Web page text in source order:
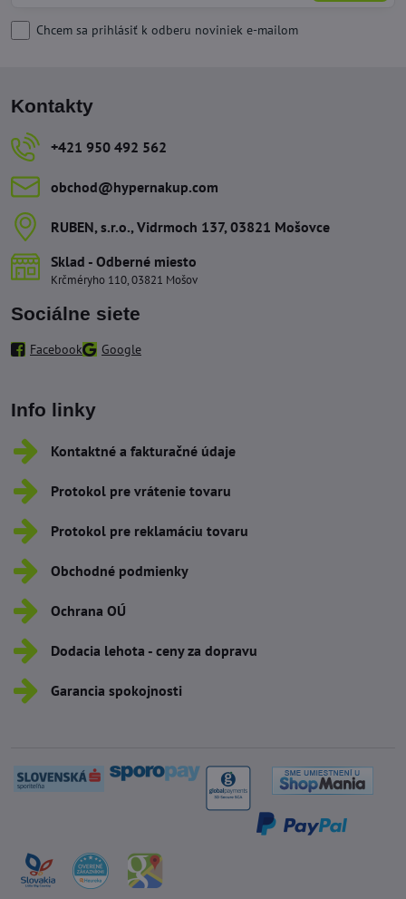
Chcem sa prihlásiť k odberu noviniek e-mailom
Kontakty
+421 950 492 562
obchod​@hypernakup​.com
RUBEN, s​.r​.o​., Vidrmoch 137, 03821 Mošovce
Sklad - Odberné miesto
Krčméryho 110, 03821 Mošov
Sociálne siete
Facebook Google
Info linky
Kontaktné a fakturačné údaje
Protokol pre vrátenie tovaru
Protokol pre reklamáciu tovaru
Obchodné podmienky
Ochrana OÚ
Dodacia lehota - ceny za dopravu
Garancia spokojnosti